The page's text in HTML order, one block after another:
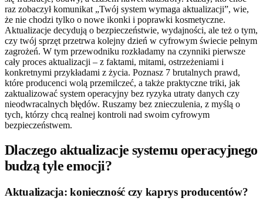
raz zobaczył komunikat „Twój system wymaga aktualizacji”, wie,
że nie chodzi tylko o nowe ikonki i poprawki kosmetyczne.
Aktualizacje decydują o bezpieczeństwie, wydajności, ale też o tym,
czy twój sprzęt przetrwa kolejny dzień w cyfrowym świecie pełnym
zagrożeń. W tym przewodniku rozkładamy na czynniki pierwsze
cały proces aktualizacji – z faktami, mitami, ostrzeżeniami i
konkretnymi przykładami z życia. Poznasz 7 brutalnych prawd,
które producenci wolą przemilczeć, a także praktyczne triki, jak
zaktualizować system operacyjny bez ryzyka utraty danych czy
nieodwracalnych błędów. Ruszamy bez znieczulenia, z myślą o
tych, którzy chcą realnej kontroli nad swoim cyfrowym
bezpieczeństwem.
Dlaczego aktualizacje systemu operacyjnego
budzą tyle emocji?
Aktualizacja: konieczność czy kaprys producentów?